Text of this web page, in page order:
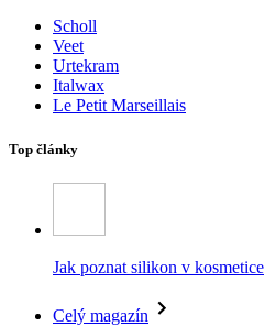
Scholl
Veet
Urtekram
Italwax
Le Petit Marseillais
Top články
Jak poznat silikon v kosmetice
Celý magazín